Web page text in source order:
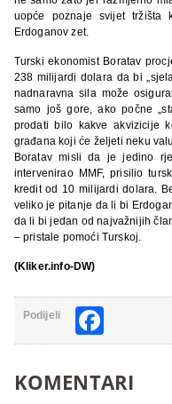
uopće poznaje svijet
Erdoganov zet.
Turski ekonomist Boratav
238 milijardi dolara da bi
nadnaravna sila može
samo još gore, ako počne
prodati bilo kakve akvizicije
građana koji će željeti neku
Boratav misli da je jedino
intervenirao MMF, prisilio
kredit od 10 milijardi dolara.
veliko je pitanje da li bi
da li bi jedan od najvažnijih
– pristale pomoći Turskoj.
(Kliker.info-DW)
Podijeli
KOMENTARI